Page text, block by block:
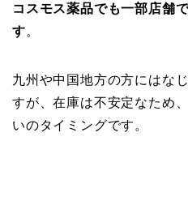
コスモス薬品でも一部店舗
す。
九州や中国地方の方にはな
すが、在庫は不安定なため
いのタイミングです。